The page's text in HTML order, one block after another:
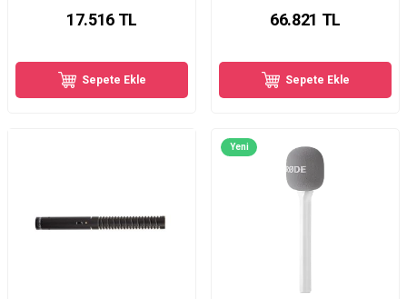
17.516TL
Sepete Ekle
66.821 TL
Sepete Ekle
Yeni